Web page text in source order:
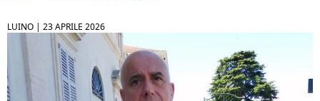
LUINO | 23 APRILE 2026